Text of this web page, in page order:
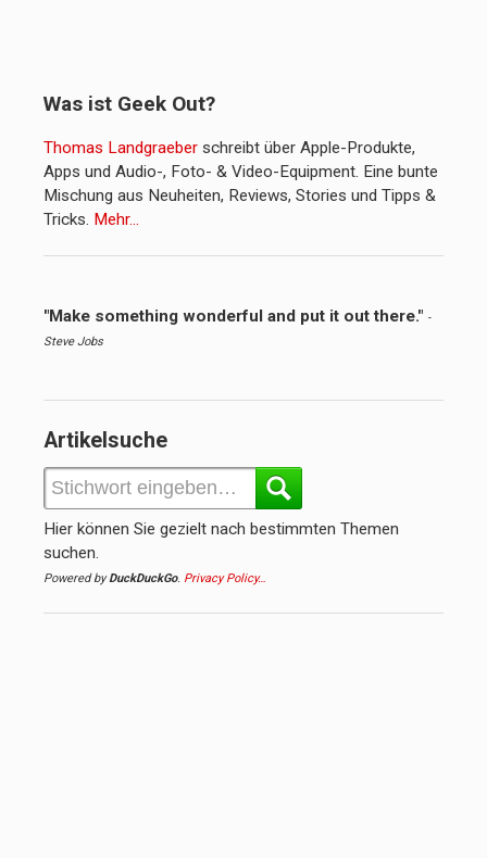
Was ist Geek Out?
Thomas Landgraeber schreibt über Apple-Produkte,
Apps und Audio-, Foto- & Video-Equipment. Eine bunte
Mischung aus Neuheiten, Reviews, Stories und Tipps &
Tricks. Mehr…
"Make something wonderful and put it out there." -
Steve Jobs
Artikelsuche
Hier können Sie gezielt nach bestimmten Themen
suchen.
Powered byDuckDuckGo. Privacy Policy…